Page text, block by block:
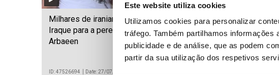
Este website utiliza cookies
Utilizamos cookies para personalizar
tráfego. Também partilhamos
publicidade e de análise, que as podem
partir da sua utilização dos respetivos
Milhares de iranianos entram no
Iraque para a peregrinação de
Arbaeen
ID: 47526694 Date: 27/07/2026 17:18
Situação em Madrid
mas fogos continuam